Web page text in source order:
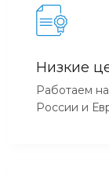
Низкие
Работаем
России и